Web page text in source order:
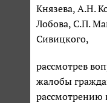
Князева, А.Н.
Лобова, С.П.
Сивицкого,
рассмотрев
жалобы
рассмотрению